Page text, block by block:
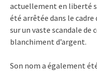
actuellement en liberté
été arrêtée dans le
sur un vaste scandale
blanchiment d’argent.
Son nom a également